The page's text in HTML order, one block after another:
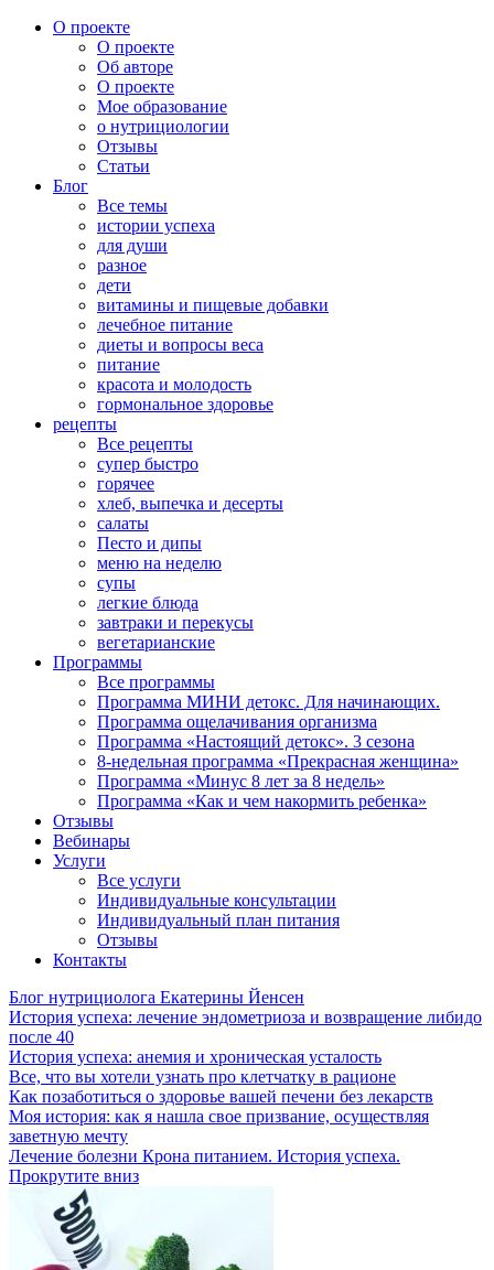
О проекте
О проекте
Об авторе
О проекте
Мое образование
о нутрициологии
Отзывы
Статьи
Блог
Все темы
истории успеха
для души
разное
дети
витамины и пищевые добавки
лечебное питание
диеты и вопросы веса
питание
красота и молодость
гормональное здоровье
рецепты
Все рецепты
супер быстро
горячее
хлеб, выпечка и десерты
салаты
Песто и дипы
меню на неделю
супы
легкие блюда
завтраки и перекусы
вегетарианские
Программы
Все программы
Программа МИНИ детокс. Для начинающих.
Программа ощелачивания организма
Программа «Настоящий детокс». 3 сезона
8-недельная программа «Прекрасная женщина»
Программа «Минус 8 лет за 8 недель»
Программа «Как и чем накормить ребенка»
Отзывы
Вебинары
Услуги
Все услуги
Индивидуальные консультации
Индивидуальный план питания
Отзывы
Контакты
Блог нутрициолога Екатерины Йенсен
История успеха: лечение эндометриоза и возвращение либидо
после 40
История успеха: анемия и хроническая усталость
Все, что вы хотели узнать про клетчатку в рационе
Как позаботиться о здоровье вашей печени без лекарств
Моя история: как я нашла свое призвание, осуществляя
заветную мечту
Лечение болезни Крона питанием. История успеха.
Прокрутите вниз